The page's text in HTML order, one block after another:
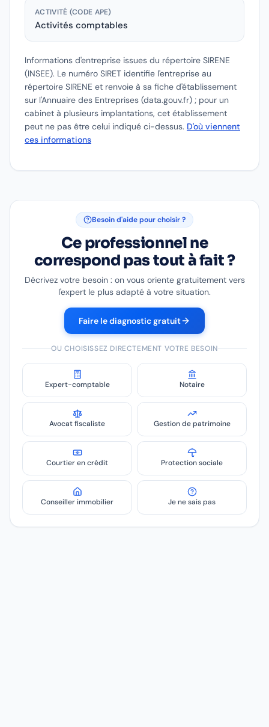
ACTIVITÉ (CODE APE)
Activités comptables
Informations d'entreprise issues du répertoire SIRENE
(INSEE). Le numéro SIRET identifie l'entreprise au
répertoire SIRENE et renvoie à sa fiche d'établissement
sur l'Annuaire des Entreprises (data.gouv.fr) ; pour un
cabinet à plusieurs implantations, cet établissement
peut ne pas être celui indiqué ci-dessus. D'où viennent
ces informations
Besoin d'aide pour choisir ?
Ce professionnel ne
correspond pas tout à fait ?
Décrivez votre besoin : on vous oriente gratuitement vers
l'expert le plus adapté à votre situation.
Faire le diagnostic gratuit
OU CHOISISSEZ DIRECTEMENT VOTRE BESOIN
Expert-comptable Notaire
Avocat fiscaliste Gestion de patrimoine
Courtier en crédit Protection sociale
Conseiller immobilier Je ne sais pas